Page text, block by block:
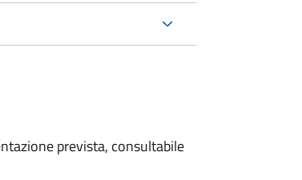
prevista, consultabile